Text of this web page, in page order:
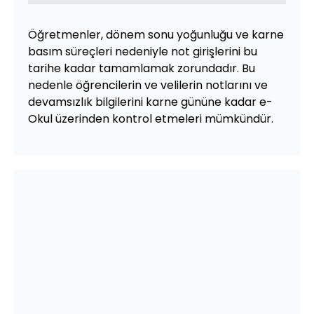
Öğretmenler, dönem sonu yoğunluğu ve karne
basım süreçleri nedeniyle not girişlerini bu
tarihe kadar tamamlamak zorundadır. Bu
nedenle öğrencilerin ve velilerin notlarını ve
devamsızlık bilgilerini karne gününe kadar e-
Okul üzerinden kontrol etmeleri mümkündür.